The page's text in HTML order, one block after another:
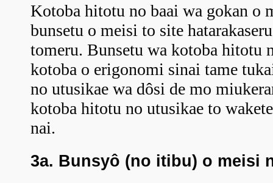
Kotoba hitotu no baai wa gokan o
bunsetu o meisi to site
tomeru. Bunsetu wa kotoba hitotu
kotoba o erigonomi sinai tame
no utusikae wa dôsi de mo
kotoba hitotu no utusikae to
nai.
3a. Bunsyô (no itibu) o meisi